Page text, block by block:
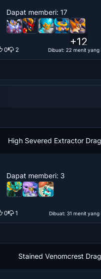
Dapat memberi: 17
+12
Dibuat: 22 menit yang
0 2
High Severed Extractor
Dapat memberi: 3
Dibuat: 31 menit yang
0 1
Stained Venomcrest